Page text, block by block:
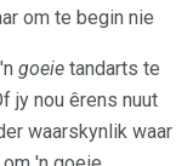
om te begin nie
goeie tandarts te
jy nou êrens nuut
waarskynlik waar